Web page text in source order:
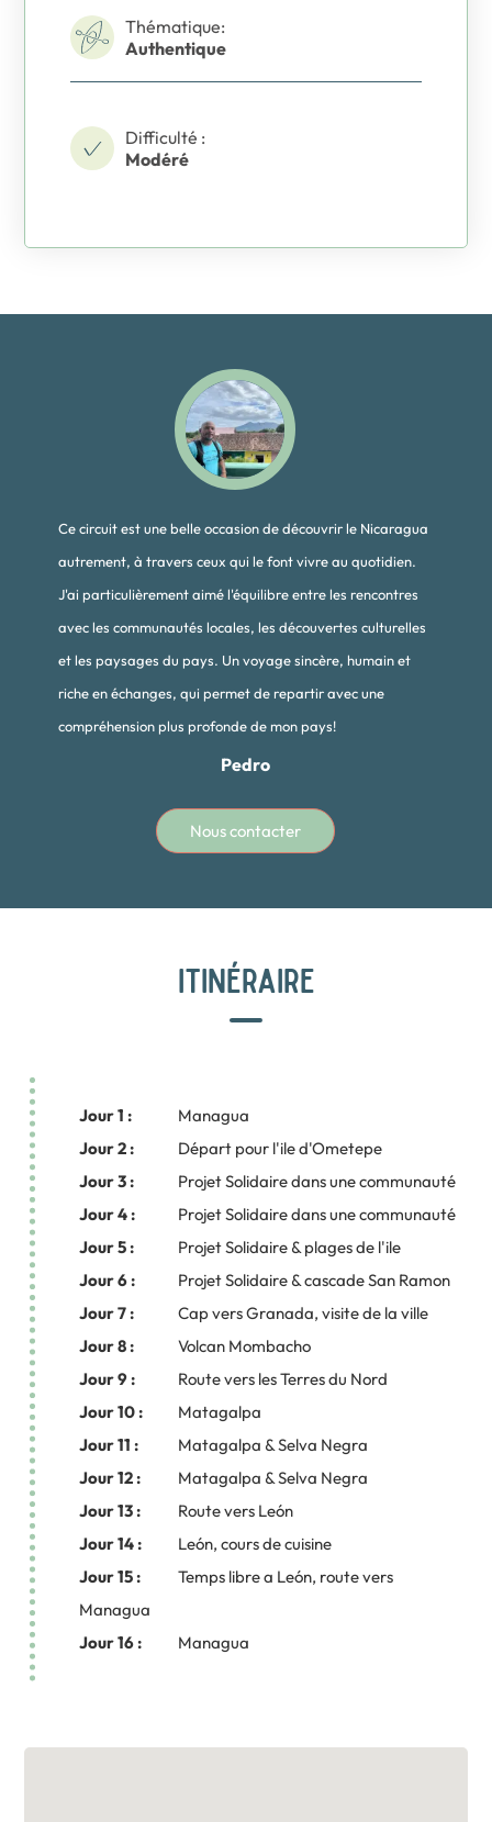
Thématique:
Authentique
Difficulté :
Modéré
Ce circuit est une belle occasion de découvrir le Nicaragua
autrement, à travers ceux qui le font vivre au quotidien.
J'ai particulièrement aimé l'équilibre entre les rencontres
avec les communautés locales, les découvertes culturelles
et les paysages du pays. Un voyage sincère, humain et
riche en échanges, qui permet de repartir avec une
compréhension plus profonde de mon pays!
Pedro
Nous contacter
ITINÉRAIRE
Jour 1 :
Managua
Jour 2 :
Départ pour l'ile d'Ometepe
Jour 3 :
Projet Solidaire dans une communauté
Jour 4 :
Projet Solidaire dans une communauté
Jour 5 :
Projet Solidaire & plages de l'ile
Jour 6 :
Projet Solidaire & cascade San Ramon
Jour 7 :
Cap vers Granada, visite de la ville
Jour 8 :
Volcan Mombacho
Jour 9 :
Route vers les Terres du Nord
Jour 10 :
Matagalpa
Jour 11 :
Matagalpa & Selva Negra
Jour 12 :
Matagalpa & Selva Negra
Jour 13 :
Route vers León
Jour 14 :
León, cours de cuisine
Jour 15 :
Temps libre a León, route vers
Managua
Jour 16 :
Managua